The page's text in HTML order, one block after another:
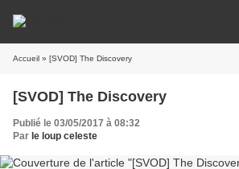
Accueil » [SVOD] The Discovery
[SVOD] The Discovery
Publié le 03/05/2017 à 08:32
Par le loup celeste